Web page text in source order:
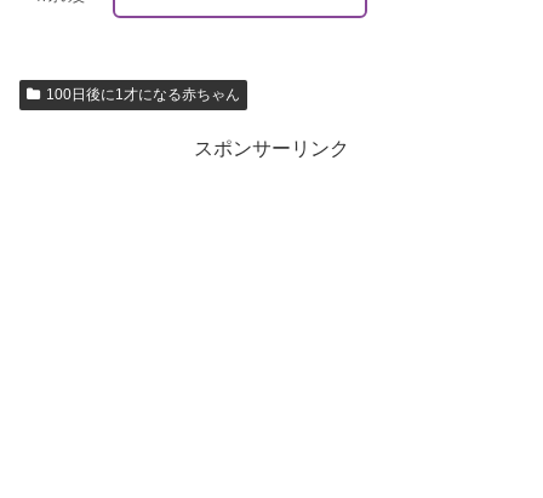
100日後に1才になる赤ちゃん
スポンサーリンク